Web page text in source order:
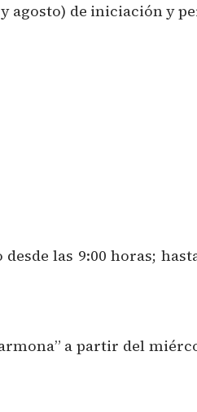
agosto) de iniciación y
desde las 9:00 horas;
a partir del